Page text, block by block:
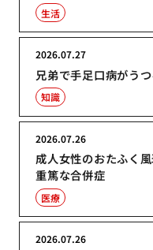
生活
兄弟で手足口病がう
2026.07.27
知識
成人女性のおたふく
重篤な合併症
2026.07.26
医療
2026.07.26